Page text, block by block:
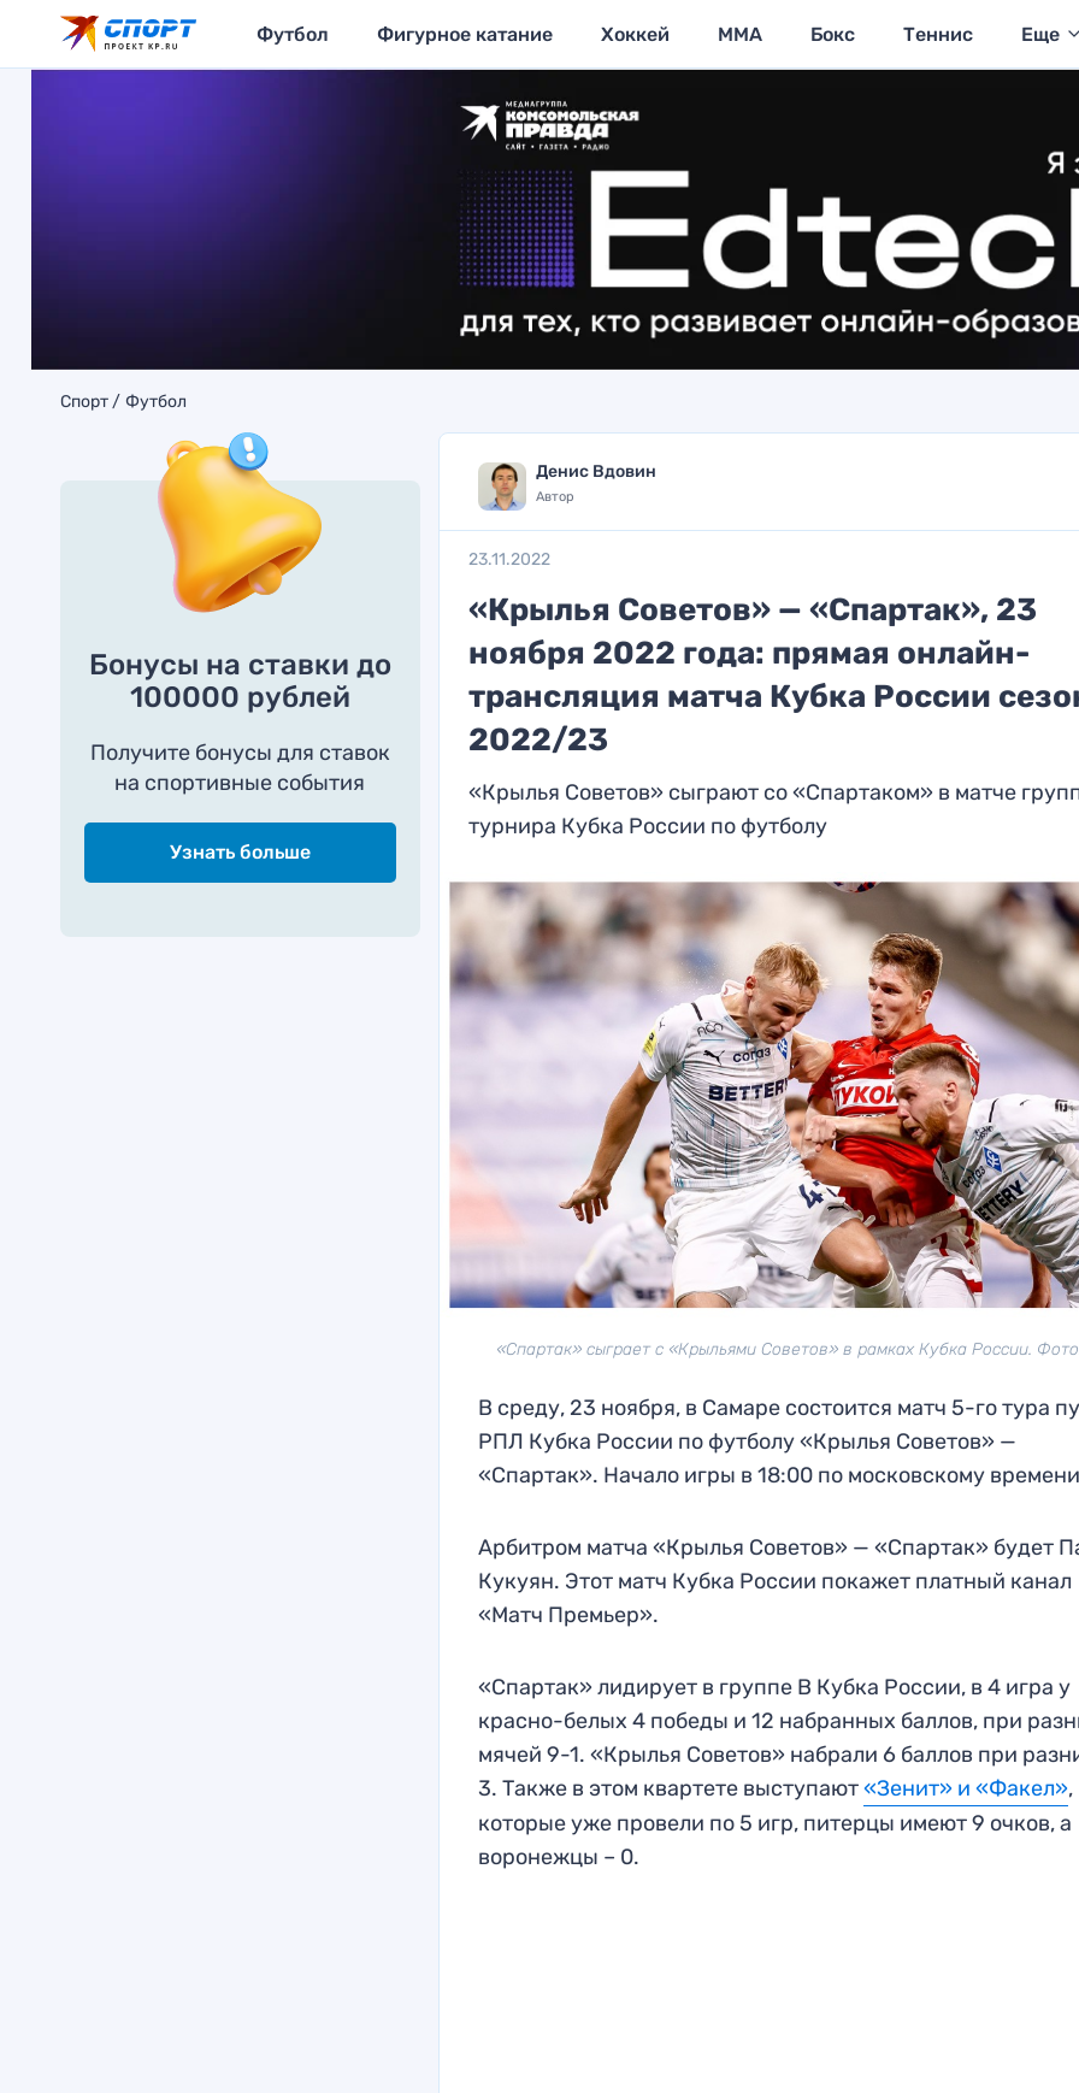
Футбол Фигурное катание Хоккей MMA Бокс Теннис Еще
Спорт Футбол
Бонусы на ставки до
100000 рублей
Получите бонусы для ставок
на спортивные события
Узнать больше
Денис Вдовин
Автор
23.11.2022
«Крылья Советов» — «Спартак», 23
ноября 2022 года: прямая онлайн-
трансляция матча Кубка России
2022/23
«Крылья Советов» сыграют со «Спартаком» в матче
турнира Кубка России по футболу
«Спартак» сыграет с «Крыльями Советов» в рамках Кубка России.
В среду, 23 ноября, в Самаре состоится матч 5-го тура
РПЛ Кубка России по футболу «Крылья Советов» —
«Спартак». Начало игры в 18:00 по московскому
Арбитром матча «Крылья Советов» — «Спартак» будет
Кукуян. Этот матч Кубка России покажет платный канал
«Матч Премьер».
«Спартак» лидирует в группе В Кубка России, в 4 игра у
красно-белых 4 победы и 12 набранных баллов, при
мячей 9-1. «Крылья Советов» набрали 6 баллов при
3. Также в этом квартете выступают«Зенит» и «Факел»,
которые уже провели по 5 игр, питерцы имеют 9 очков, а
воронежцы – 0.